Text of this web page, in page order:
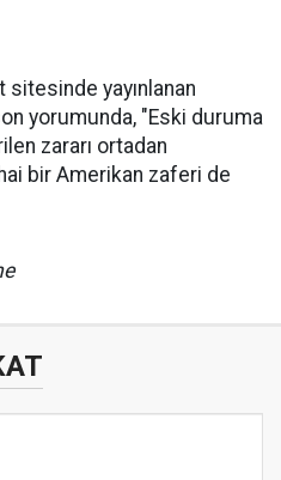
yayınlanan
yorumunda, "Eski duruma
zararı ortadan
bir Amerikan zaferi de